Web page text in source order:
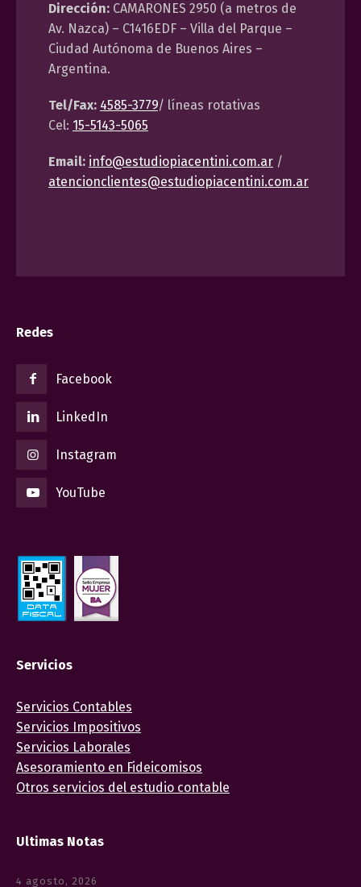
Dirección: CAMARONES 2950 (a metros de
Av. Nazca) – C1416EDF – Villa del Parque –
Ciudad Autónoma de Buenos Aires –
Argentina.
Tel/Fax: 4585-3779/ líneas rotativas
Cel: 15-5143-5065
Email: info@estudiopiacentini.com.ar /
atencionclientes@estudiopiacentini.com.ar
Redes
Facebook
LinkedIn
Instagram
YouTube
Servicios
Servicios Contables
Servicios Impositivos
Servicios Laborales
Asesoramiento en Fideicomisos
Otros servicios del estudio contable
Ultimas Notas
4 agosto, 2026